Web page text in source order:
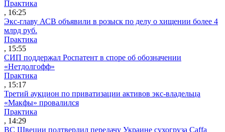
Практика
, 16:25
Экс-главу АСВ объявили в розыск по делу о хищении более 4
млрд руб.
Практика
, 15:55
СИП поддержал Роспатент в споре об обозначении
«Нетдолгофф»
Практика
, 15:17
Третий аукцион по приватизации активов экс-владельца
«Макфы» провалился
Практика
, 14:29
ВС Швеции подтвердил передачу Украине сухогруза Caffa